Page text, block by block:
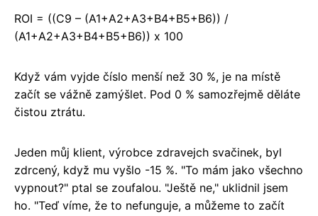
ROI = ((C9 – (A1+A2+A3+B4+B5+B6)) /
(A1+A2+A3+B4+B5+B6)) x 100
Když vám vyjde číslo menší než 30 %, je na místě
začít se vážně zamýšlet. Pod 0 % samozřejmě děláte
čistou ztrátu.
Jeden můj klient, výrobce zdravejch svačinek, byl
zdrcený, když mu vyšlo -15 %. "To mám jako všechno
vypnout?" ptal se zoufalou. "Ještě ne," uklidnil jsem
ho. "Teď víme, že to nefunguje, a můžeme to začít